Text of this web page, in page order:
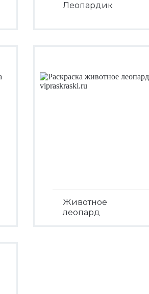
Леопардик
Животное
леопард